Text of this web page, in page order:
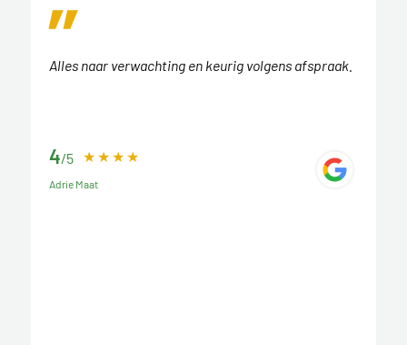
Alles naar verwachting en keurig volgens afspraak.
4/5
Adrie Maat